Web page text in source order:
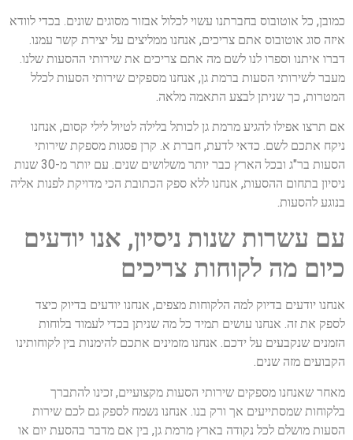
כמובן, כל אוטובוס בחברתנו עשוי לכלול אבזור מסוגים שונים. בכדי לוודא
איזה סוג אוטובוס אתם צריכים, אנחנו ממליצים על יצירת קשר עמנו.
דברו איתנו וספרו לנו לשם מה אתם צריכים את שירותי ההסעות שלנו.
מעבר לשירותי הסעות ברמת גן, אנחנו מספקים שירותי הסעות לכלל
המטרות, כך שניתן לבצע התאמה מלאה.
אם תרצו אפילו להגיע מרמת גן לכותל בלילה לטיול לילי קסום, אנחנו
ניקח אתכם לשם. כדאי לדעת, חברת א. קרן פסגות מספקת שירותי
הסעות בר"ג ובכל הארץ כבר יותר משלושים שנים. עם יותר מ-30 שנות
ניסיון בתחום ההסעות, אנחנו ללא ספק הכתובת הכי מדויקת לפנות אליה
בנוגע להסעות.
עם עשרות שנות ניסיון, אנו יודעים
כיום מה לקוחות צריכים
אנחנו יודעים בדיוק למה הלקוחות מצפים, אנחנו יודעים בדיוק כיצד
לספק את זה. אנחנו עושים תמיד כל מה שניתן בכדי לעמוד בלוחות
הזמנים שנקבעים על ידכם. אנחנו מזמינים אתכם להימנות בין לקוחותינו
הקבועים מזה שנים.
מאחר שאנחנו מספקים שירותי הסעות מקצועיים, זכינו להתברך
בלקוחות שמסתייעים אך ורק בנו. אנחנו נשמח לספק גם לכם שירות
הסעות מושלם לכל נקודה בארץ מרמת גן, בין אם מדבר בהסעת יום או